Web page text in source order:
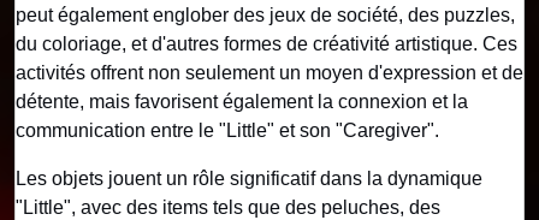
peut également englober des jeux de société, des puzzles,
du coloriage, et d'autres formes de créativité artistique. Ces
activités offrent non seulement un moyen d'expression et de
détente, mais favorisent également la connexion et la
communication entre le "Little" et son "Caregiver".
Les objets jouent un rôle significatif dans la dynamique
"Little", avec des items tels que des peluches, des